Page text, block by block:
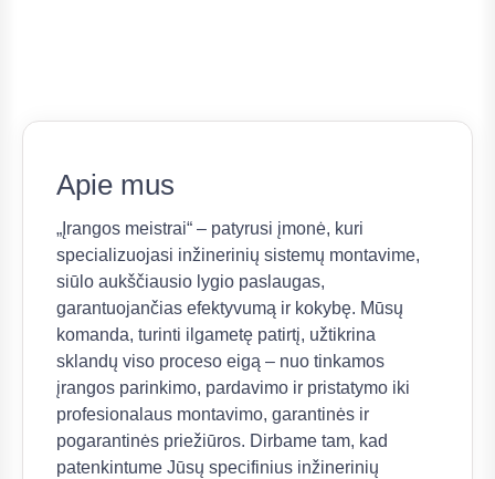
Apie mus
„Įrangos meistrai“ – patyrusi įmonė, kuri
specializuojasi inžinerinių sistemų montavime,
siūlo aukščiausio lygio paslaugas,
garantuojančias efektyvumą ir kokybę. Mūsų
komanda, turinti ilgametę patirtį, užtikrina
sklandų viso proceso eigą – nuo tinkamos
įrangos parinkimo, pardavimo ir pristatymo iki
profesionalaus montavimo, garantinės ir
pogarantinės priežiūros. Dirbame tam, kad
patenkintume Jūsų specifinius inžinerinių